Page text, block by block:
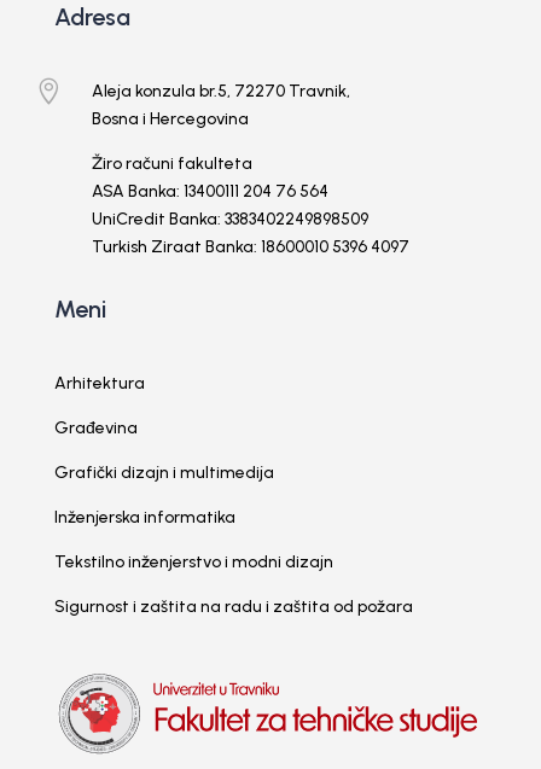
Adresa

Aleja konzula br.5, 72270 Travnik,
Bosna i Hercegovina
Žiro računi fakulteta
ASA Banka: 13400111 204 76 564
UniCredit Banka: 3383402249898509
Turkish Ziraat Banka: 18600010 5396 4097
Meni
Arhitektura
Građevina
Grafički dizajn i multimedija
Inženjerska informatika
Tekstilno inženjerstvo i modni dizajn
Sigurnost i zaštita na radu i zaštita od požara